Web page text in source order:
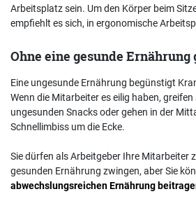
Arbeitsplatz sein. Um den Körper beim
empfiehlt es sich, in ergonomische
Ohne eine gesunde Ernährung
Eine ungesunde Ernährung begünstigt
Wenn die Mitarbeiter es eilig haben, greifen
ungesunden Snacks oder gehen in der
Schnellimbiss um die Ecke.
Sie dürfen als Arbeitgeber Ihre Mitarbeiter
gesunden Ernährung zwingen, aber Sie
abwechslungsreichen Ernährung